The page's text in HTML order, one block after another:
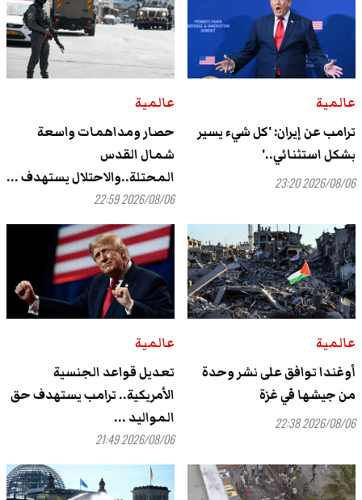
عالمية
ترامب عن إيران: 'كل شيء يسير
بشكل استثنائي..'
2026/08/06 23:20
عالمية
حصار ومداهمات واسعة
شمال القدس
المحتلة..والاحتلال يستهدف ...
2026/08/06 22:59
عالمية
أوغندا توافق على نشر وحدة
من جيشها في غزة
2026/08/06 22:38
عالمية
تعديل قواعد الجنسية
الأمريكية.. ترامب يستهدف حق
المواليد ...
2026/08/06 21:49